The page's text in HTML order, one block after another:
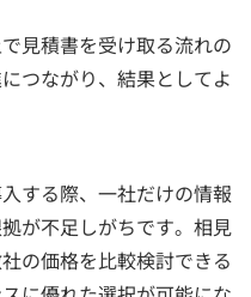
見積書を受け取る流れの
つながり、結果としてよ
する際、一社だけの情報
が不足しがちです。相見
の価格を比較検討できる